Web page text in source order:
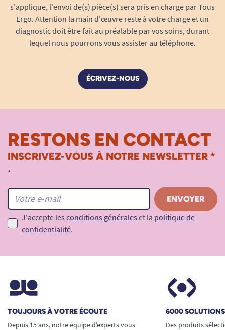
s'applique, l'envoi de(s) pièce(s) sera pris en charge par Tous
Ergo. Attention la main d'œuvre reste à votre charge et un
diagnostic doit être fait au préalable par vos soins, durant
lequel nous pourrons vous assister au téléphone.
ÉCRIVEZ-NOUS
RESTONS EN CONTACT
INSCRIVEZ-VOUS À NOTRE NEWSLETTER *
*
J'accepte les conditions générales et la politique de
confidentialité.
TOUJOURS À VOTRE ÉCOUTE
Depuis 15 ans, notre équipe d’experts vous
6000
Des produits